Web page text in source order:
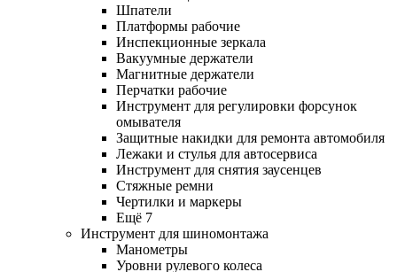
Шпатели
Платформы рабочие
Инспекционные зеркала
Вакуумные держатели
Магнитные держатели
Перчатки рабочие
Инструмент для регулировки форсунок
омывателя
Защитные накидки для ремонта автомобиля
Лежаки и стулья для автосервиса
Инструмент для снятия заусенцев
Стяжные ремни
Чертилки и маркеры
Ещё 7
Инструмент для шиномонтажа
Манометры
Уровни рулевого колеса